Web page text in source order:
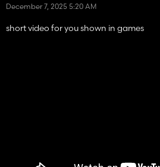
December 7, 2025 5:20 AM
short video for you shown in games